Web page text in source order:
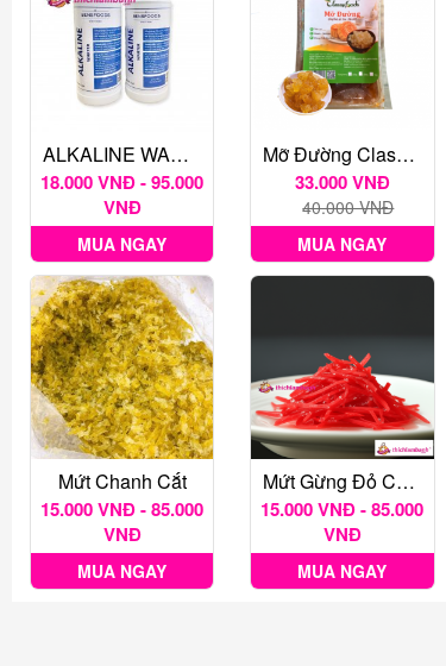
ALKALINE WARTER - Nước Tro Tàu - Bensfoods
18.000 VNĐ - 95.000
VNĐ
MUA NGAY
Mỡ Đường Classyfoods 250g
33.000 VNĐ
40.000 VNĐ
MUA NGAY
Mứt Chanh Cắt
15.000 VNĐ - 85.000
VNĐ
MUA NGAY
Mứt Gừng Đỏ Cắt Sẵn
15.000 VNĐ - 85.000
VNĐ
MUA NGAY